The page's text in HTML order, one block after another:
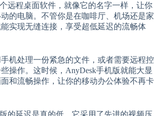
远程桌面软件，就像它的名字一样，让你
的电脑。不管你是在咖啡厅、机场还是家
实现无缝连接，享受超低延迟的流畅体
机处理一份紧急的文件，或者需要远程控
操作。这时候，AnyDesk手机版就能大显
和流畅操作，让你的移动办公体验不再卡
的延迟是真的低。它采用了先进的视频压